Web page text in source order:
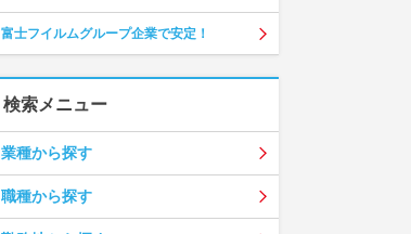
富士フイルムグループ企業で安定！
検索メニュー
業種から探す
職種から探す